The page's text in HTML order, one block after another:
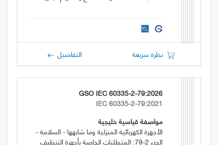
نظرة سريعة التفاصيل
GSO IEC 60335-2-79:2026
IEC 60335-2-79:2021
مواصفة قياسية خليجية
الأجهزة الكهربائية المنزلية وما شابهها - السلامة -
الجزء 2-79: المتطلبات الخاصة بأجهزة التنظيف